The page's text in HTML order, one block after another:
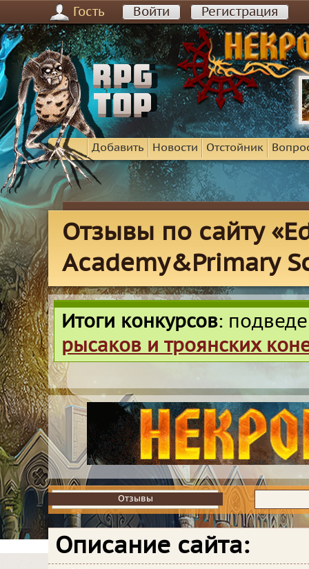
Гость Войти Регистрация
Добавить Новости Отстойник
Отзывы по сайту
Academy&Primary
Итоги конкурсов:
рысаков и троянских
Отзывы
Отзывы
Описание сайта: